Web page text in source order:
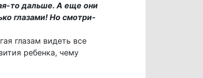
то дальше. А еще они
глазами! Но смотри-
глазам видеть все
ребенка, чему